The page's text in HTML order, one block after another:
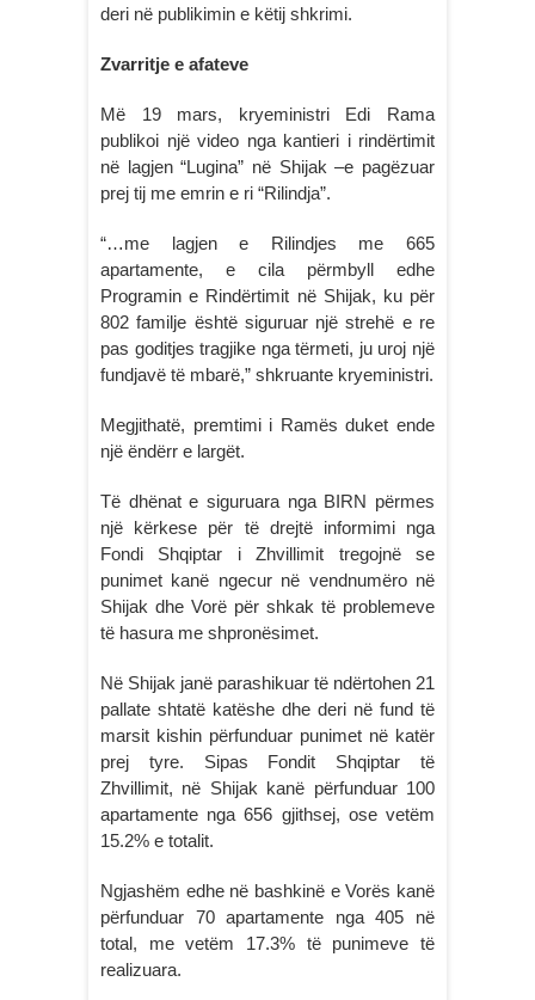
deri në publikimin e këtij shkrimi.
Zvarritje e afateve
Më 19 mars, kryeministri Edi Rama
publikoi një video nga kantieri i rindërtimit
në lagjen “Lugina” në Shijak –e pagëzuar
prej tij me emrin e ri “Rilindja”.
“…me lagjen e Rilindjes me 665
apartamente, e cila përmbyll edhe
Programin e Rindërtimit në Shijak, ku për
802 familje është siguruar një strehë e re
pas goditjes tragjike nga tërmeti, ju uroj një
fundjavë të mbarë,” shkruante kryeministri.
Megjithatë, premtimi i Ramës duket ende
një ëndërr e largët.
Të dhënat e siguruara nga BIRN përmes
një kërkese për të drejtë informimi nga
Fondi Shqiptar i Zhvillimit tregojnë se
punimet kanë ngecur në vendnumëro në
Shijak dhe Vorë për shkak të problemeve
të hasura me shpronësimet.
Në Shijak janë parashikuar të ndërtohen 21
pallate shtatë katëshe dhe deri në fund të
marsit kishin përfunduar punimet në katër
prej tyre. Sipas Fondit Shqiptar të
Zhvillimit, në Shijak kanë përfunduar 100
apartamente nga 656 gjithsej, ose vetëm
15.2% e totalit.
Ngjashëm edhe në bashkinë e Vorës kanë
përfunduar 70 apartamente nga 405 në
total, me vetëm 17.3% të punimeve të
realizuara.